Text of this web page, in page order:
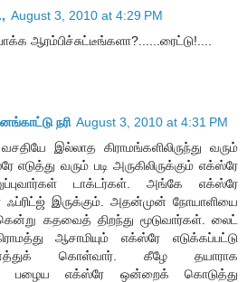
August 3, 2010 at 4:29 PM
ஆரம்பிச்சுட்டீங்களா?......ரைட்டு!....
நரி August 3, 2010 at 4:31 PM
இல்லாத கிராமங்களிலிருந்து வரும்
வரும் படி அருகிலிருக்கும் எக்ஸ்ரே
டாக்டர்கள். அங்கே எக்ஸ்ரே
ஃப்ரிட்ஜ் இருக்கும். அதன்முன் நோயாளியை
கதவைத் திறந்து மூடுவார்கள். லைட்
ஆசாமியும் எக்ஸ்ரே எடுக்கப்பட்டு
கொள்வார். கீழே தயாராக
பழைய எக்ஸ்ரே ஒன்றைக் கொடுத்து